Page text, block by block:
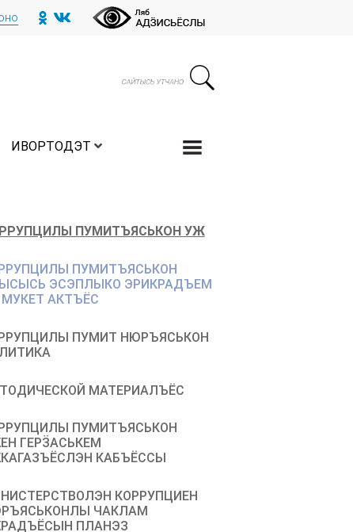
ИВОРТОДЭТ
ПУМИТЪЯСЬКОН УЖ
ПУМИТЪЯСЬКОН
ЭСЭПЛЫКО ЭРИКРАДЪЕМ
АКТЪЁС
ПУМИТ НЮРЪЯСЬКОН
МАТЕРИАЛЪЁС
ПУМИТЪЯСЬКОН
ГЕРӞАСЬКЕМ
КАБЪЁССЫ
КОРРУПЦИЕН
ЧАКЛАМ
ПЛАНЭЗ